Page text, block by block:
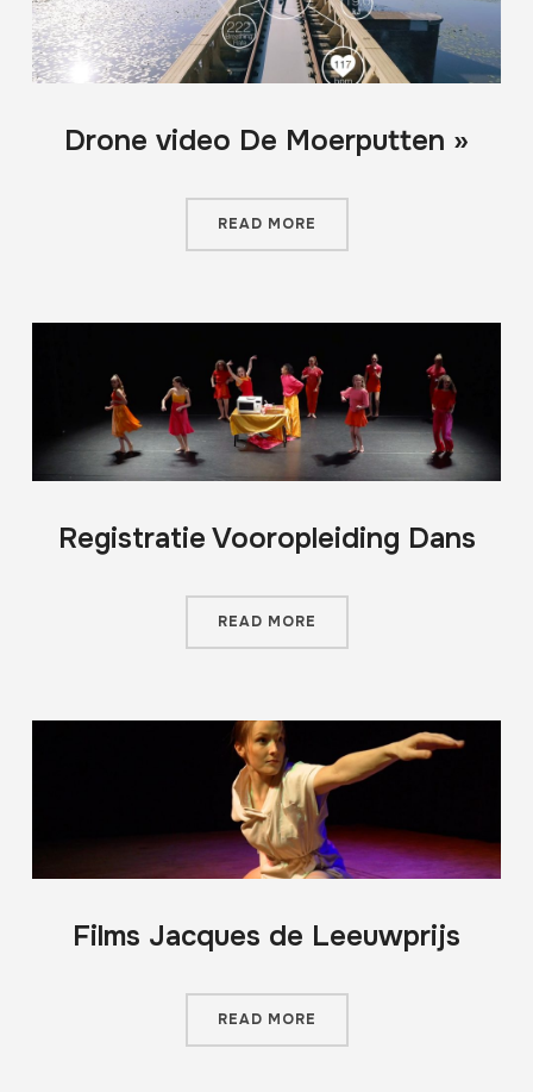
Drone video De Moerputten »
READ MORE
Registratie Vooropleiding Dans
READ MORE
Films Jacques de Leeuwprijs
READ MORE